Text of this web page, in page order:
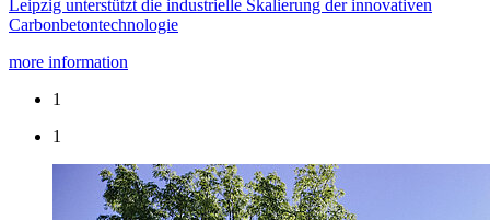
Leipzig unterstützt die industrielle Skalierung der innovativen
Carbonbetontechnologie
more information
1
1